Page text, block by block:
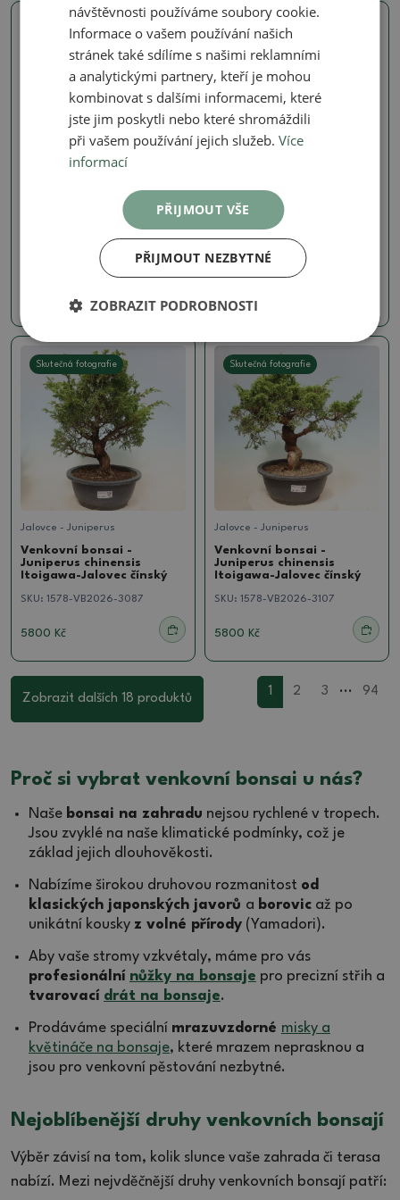
Skutečná fotografie
Venkovní bonsai -
Juniperus chinensis
Itoigawa-Jalovec čínský
1578-VB2026-3108
Skutečná fotografie
Jalovce - Juniperus
Venkovní bonsai -
Juniperus chinensis
Itoigawa-Jalovec čínský
SKU: 1578-VB2026-3092
Skutečná fotografie
Jalovce - Juniperus
Venkovní bonsai -
Juniperus chinensis
Itoigawa-Jalovec čínský
SKU: 1578-VB2026-3087
5800 Kč
Skutečná fotografie
Jalovce - Juniperus
Venkovní bonsai -
Juniperus chinensis
Itoigawa-Jalovec čínský
SKU: 1578-VB2026-3107
5800 Kč
Zobrazit dalších 18 produktů
1 2 3 ... 94
Proč si vybrat venkovní bonsai u nás?
Naše bonsai na zahradu nejsou rychlené v tropech.
Jsou zvyklé na naše klimatické podmínky, což je
základ jejich dlouhověkosti.
Nabízíme širokou druhovou rozmanitost od
klasických japonských javorů a borovic až po
unikátní kousky z volné přírody (Yamadori).
Aby vaše stromy vzkvétaly, máme pro vás
profesionální nůžky na bonsaje pro precizní střih a
tvarovací drát na bonsaje.
Prodáváme speciální mrazuvzdorné misky a
květináče na bonsaje, které mrazem neprasknou a
jsou pro venkovní pěstování nezbytné.
Nejoblíbenější druhy venkovních bonsají
Výběr závisí na tom, kolik slunce vaše zahrada či terasa
nabízí. Mezi nejvděčnější druhy venkovních bonsají patří:
návštěvnosti používáme soubory cookie.
Informace o vašem používání našich
stránek také sdílíme s našimi reklamními
a analytickými partnery, kteří je mohou
kombinovat s dalšími informacemi, které
jste jim poskytli nebo které shromáždili
při vašem používání jejich služeb.Více
informací
PŘIJMOUT VŠE
PŘIJMOUT NEZBYTNÉ
ZOBRAZIT PODROBNOSTI